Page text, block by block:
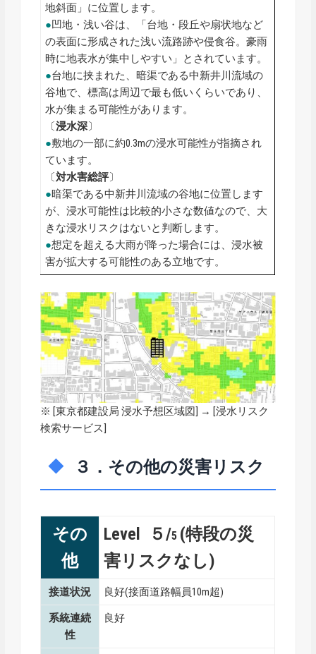
地斜面」に位置します。
●凹地・浅い谷は、「台地・段丘や扇状地など
の表面に形成された浅い流路跡や侵食谷。豪雨
時に地表水が集中しやすい」とされています。
●台地に挟まれた、暗渠である中新井川流域の
谷地で、標高は周辺で最も低いくらいであり、
水が集まる可能性があります。
〔浸水深〕
●敷地の一部に約0.3mの浸水可能性が指摘され
ています。
〔対水害総評〕
●暗渠である中新井川流域の谷地に位置します
が、浸水可能性は比較的小さな数値なので、大
きな浸水リスクはないと判断します。
●想定を超える大雨が降った場合には、浸水被
害が拡大する可能性のある立地です。
※ [東京都建設局 浸水予想区域図
] → [浸水リスク
検索サービス]
３．その他の災害リスク
その
他
Level ５/5 (特段の災
害リスクなし)
接道状況 良好(接面道路幅員10m超)
系統連続
性
良好